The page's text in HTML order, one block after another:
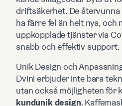
driftsäkerhet. De
ha färre fel än helt nya, och
uppkopplade tjänster via
snabb och effektiv support.
Unik Design och
Dvini erbjuder inte bara
utan också möjligheten för
kundunik design.